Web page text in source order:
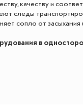
качеству и
следы
сопло от засыхания
в